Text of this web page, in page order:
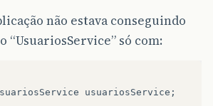
não estava conseguindo
“UsuariosService” só com:
usuariosService ;